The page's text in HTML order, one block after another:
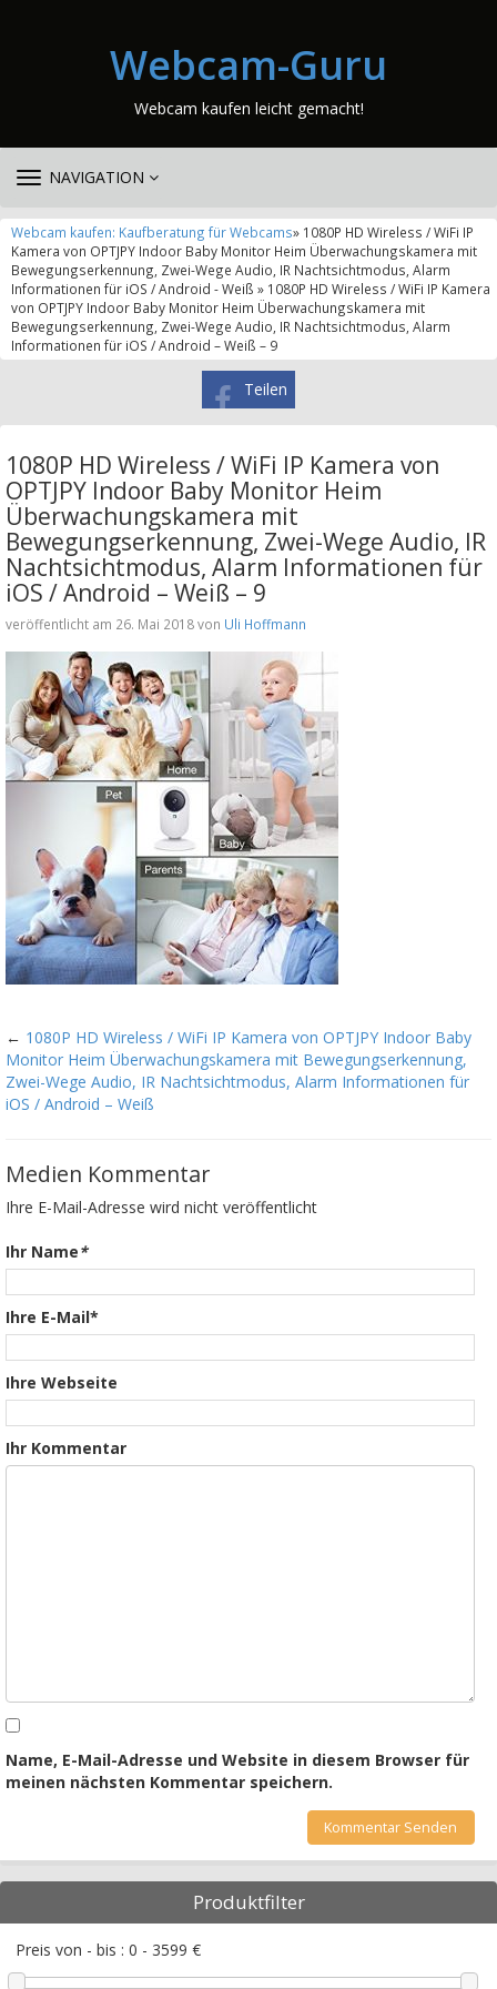
Webcam-Guru
Webcam kaufen leicht gemacht!
TOGGLE
NAVIGATION
Webcam kaufen: Kaufberatung für Webcams» 1080P HD Wireless / WiFi IP
Kamera von OPTJPY Indoor Baby Monitor Heim Überwachungskamera mit
Bewegungserkennung, Zwei-Wege Audio, IR Nachtsichtmodus, Alarm
Informationen für iOS / Android - Weiß » 1080P HD Wireless / WiFi IP Kamera
von OPTJPY Indoor Baby Monitor Heim Überwachungskamera mit
Bewegungserkennung, Zwei-Wege Audio, IR Nachtsichtmodus, Alarm
Informationen für iOS / Android – Weiß – 9
Teilen
1080P HD Wireless / WiFi IP Kamera von
OPTJPY Indoor Baby Monitor Heim
Überwachungskamera mit
Bewegungserkennung, Zwei-Wege Audio, IR
Nachtsichtmodus, Alarm Informationen für
iOS / Android – Weiß – 9
veröffentlicht am 26. Mai 2018 von Uli Hoffmann
← 1080P HD Wireless / WiFi IP Kamera von OPTJPY Indoor Baby
Monitor Heim Überwachungskamera mit Bewegungserkennung,
Zwei-Wege Audio, IR Nachtsichtmodus, Alarm Informationen für
iOS / Android – Weiß
Medien Kommentar
Ihre E-Mail-Adresse wird nicht veröffentlicht
Ihr Name*
Ihre E-Mail*
Ihre Webseite
Ihr Kommentar
Name, E-Mail-Adresse und Website in diesem Browser für
meinen nächsten Kommentar speichern.
Produktfilter
Preis von - bis : 0 - 3599 €